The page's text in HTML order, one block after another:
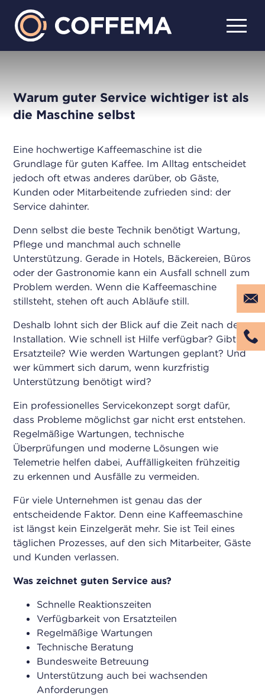
Warum guter Service wichtiger ist als
die Maschine selbst
Eine hochwertige Kaffeemaschine ist die
Grundlage für guten Kaffee. Im Alltag entscheidet
jedoch oft etwas anderes darüber, ob Gäste,
Kunden oder Mitarbeitende zufrieden sind: der
Service dahinter.
Denn selbst die beste Technik benötigt Wartung,
Pflege und manchmal auch schnelle
Unterstützung. Gerade in Hotels, Bäckereien, Büros
oder der Gastronomie kann ein Ausfall schnell zum
Problem werden. Wenn die Kaffeemaschine
stillsteht, stehen oft auch Abläufe still.
Deshalb lohnt sich der Blick auf die Zeit nach der
Installation. Wie schnell ist Hilfe verfügbar? Gibt es
Ersatzteile? Wie werden Wartungen geplant? Und
wer kümmert sich darum, wenn kurzfristig
Unterstützung benötigt wird?
Ein professionelles Servicekonzept sorgt dafür,
dass Probleme möglichst gar nicht erst entstehen.
Regelmäßige Wartungen, technische
Überprüfungen und moderne Lösungen wie
Telemetrie helfen dabei, Auffälligkeiten frühzeitig
zu erkennen und Ausfälle zu vermeiden.
Für viele Unternehmen ist genau das der
entscheidende Faktor. Denn eine Kaffeemaschine
ist längst kein Einzelgerät mehr. Sie ist Teil eines
täglichen Prozesses, auf den sich Mitarbeiter, Gäste
und Kunden verlassen.
Was zeichnet guten Service aus?
Schnelle Reaktionszeiten
Verfügbarkeit von Ersatzteilen
Regelmäßige Wartungen
Technische Beratung
Bundesweite Betreuung
Unterstützung auch bei wachsenden
Anforderungen